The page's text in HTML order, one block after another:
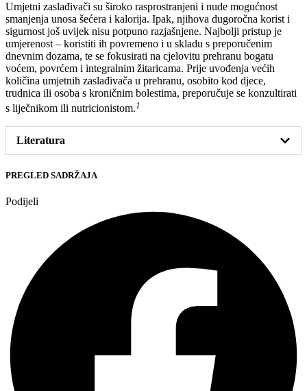
Umjetni zaslađivači su široko rasprostranjeni i nude mogućnost
smanjenja unosa šećera i kalorija. Ipak, njihova dugoročna korist i
sigurnost još uvijek nisu potpuno razjašnjene. Najbolji pristup je
umjerenost – koristiti ih povremeno i u skladu s preporučenim
dnevnim dozama, te se fokusirati na cjelovitu prehranu bogatu
voćem, povrćem i integralnim žitaricama. Prije uvođenja većih
količina umjetnih zaslađivača u prehranu, osobito kod djece,
trudnica ili osoba s kroničnim bolestima, preporučuje se konzultirati
s liječnikom ili nutricionistom.1
Literatura
PREGLED SADRŽAJA
Podijeli